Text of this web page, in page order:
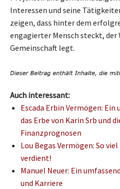
Interessen und seine
zeigen, dass hinter dem
engagierter Mensch steckt, der
Gemeinschaft legt.
Auch interessant:
Escada Erbin Vermögen:
das Erbe von Karin Srb und
Finanzprognosen
Lou Begas Vermögen: So
verdient!
Manuel Neuer: Ein
und Karriere